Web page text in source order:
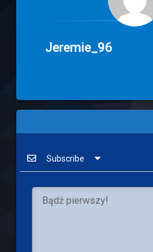
Jeremie_96
Subscribe